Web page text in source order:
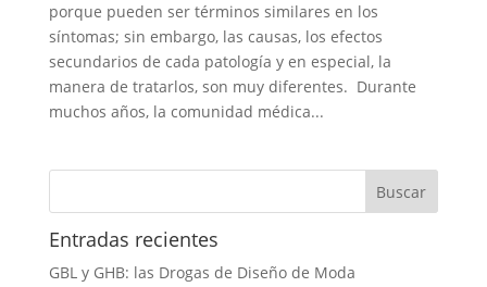
porque pueden ser términos similares en los
síntomas; sin embargo, las causas, los efectos
secundarios de cada patología y en especial, la
manera de tratarlos, son muy diferentes. Durante
muchos años, la comunidad médica...
Entradas recientes
GBL y GHB: las Drogas de Diseño de Moda